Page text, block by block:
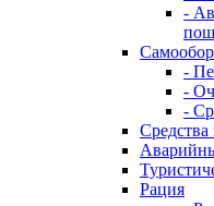
-
-
-
-
Средства
Рация